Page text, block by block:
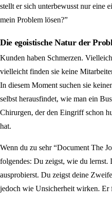
stellt er sich unterbewusst nur eine
mein Problem lösen?”
Die egoistische Natur der
Kunden haben Schmerzen.
vielleicht finden sie keine
In diesem Moment suchen sie
selbst herausfindet, wie man ein
Chirurgen, der den Eingriff schon
hat.
Wenn du zu sehr “Document The
folgendes: Du zeigst, wie du
ausprobierst. Du zeigst deine
jedoch wie Unsicherheit wirken.